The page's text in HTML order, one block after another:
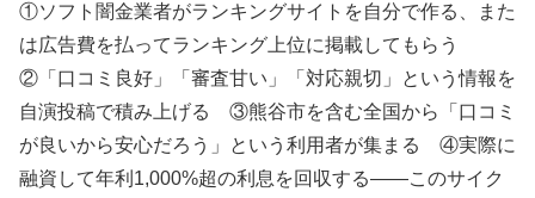
①ソフト闇金業者がランキングサイトを自分で作る、また
は広告費を払ってランキング上位に掲載してもらう
②「口コミ良好」「審査甘い」「対応親切」という情報を
自演投稿で積み上げる ③熊谷市を含む全国から「口コミ
が良いから安心だろう」という利用者が集まる ④実際に
融資して年利1,000%超の利息を回収する——このサイク